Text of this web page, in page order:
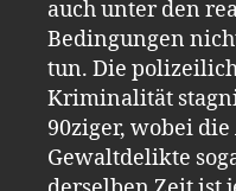
auch unter den
Bedingungen
tun. Die
Kriminalität
90ziger, wobei
Gewaltdelikte